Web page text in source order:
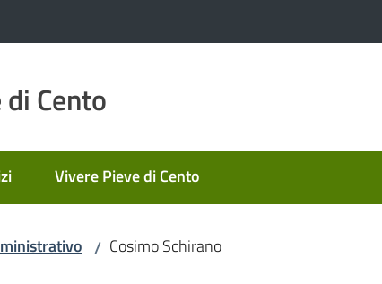
Cento
Vivere Pieve di Cento
/ Cosimo Schirano